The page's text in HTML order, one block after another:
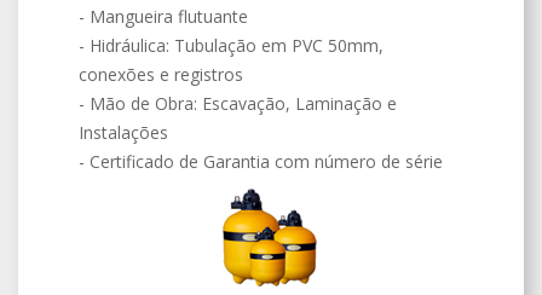
- Mangueira flutuante
- Hidráulica: Tubulação em PVC 50mm,
conexões e registros
- Mão de Obra: Escavação, Laminação e
Instalações
- Certificado de Garantia com número de série